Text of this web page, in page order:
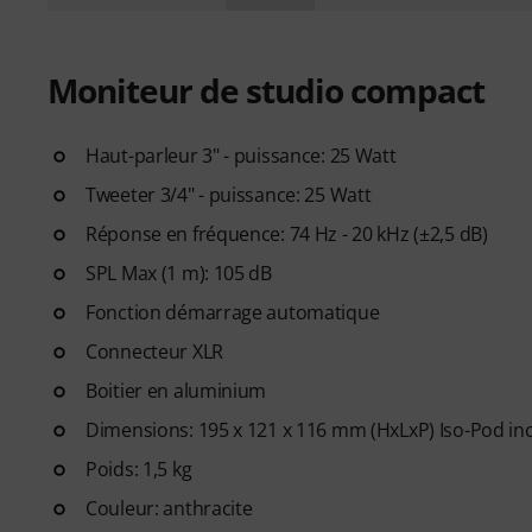
Moniteur de studio compact
Haut-parleur 3" - puissance: 25 Watt
Tweeter 3/4" - puissance: 25 Watt
Réponse en fréquence: 74 Hz - 20 kHz (±2,5 dB)
SPL Max (1 m): 105 dB
Fonction démarrage automatique
Connecteur XLR
Boitier en aluminium
Dimensions: 195 x 121 x 116 mm (HxLxP) Iso-Pod
Poids: 1,5 kg
Couleur: anthracite